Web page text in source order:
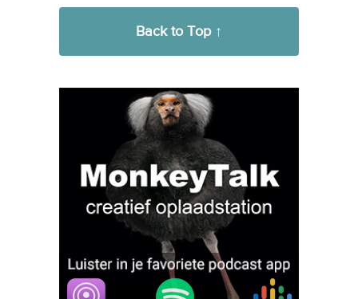
Back to Top ↑